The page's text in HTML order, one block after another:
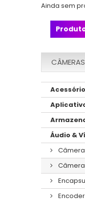
Ainda sem
Áudio &